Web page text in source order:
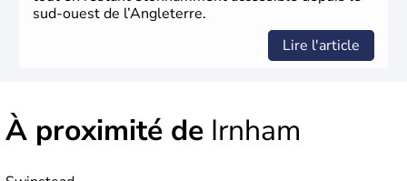
sud-ouest de l’Angleterre.
Lire l'article
À proximité de Irnham